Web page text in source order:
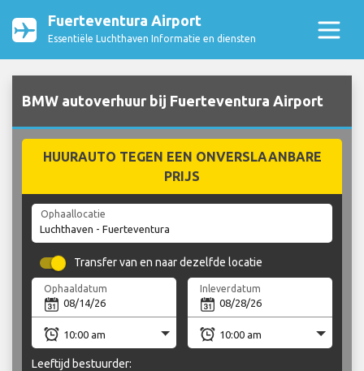
Fuerteventura Airport
Essentiële Luchthaven Informatie en diensten
BMW autoverhuur bij Fuerteventura Airport
HUURAUTO TEGEN EEN ONVERSLAANBARE
PRIJS
Ophaallocatie
Transfer van en naar dezelfde locatie
Ophaaldatum Inleverdatum
Leeftijd bestuurder: